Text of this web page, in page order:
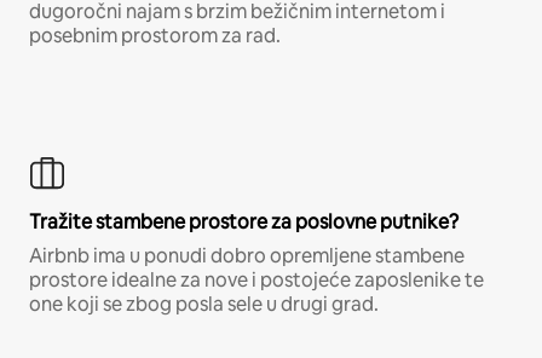
dugoročni najam s brzim bežičnim internetom i
posebnim prostorom za rad.
Tražite stambene prostore za poslovne putnike?
Airbnb ima u ponudi dobro opremljene stambene
prostore idealne za nove i postojeće zaposlenike te
one koji se zbog posla sele u drugi grad.